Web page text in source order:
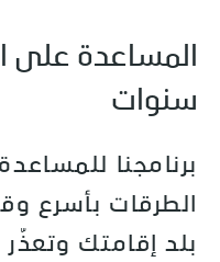
سنوات
برنامجنا
الطرقات بأسرع
بلد إقامتك